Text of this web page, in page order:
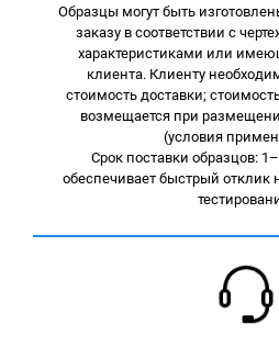
Образцы могут быть
заказу в соответствии с
характеристиками или
клиента. Клиенту
стоимость доставки;
возмещается при
(условия
Срок поставки образцов:
обеспечивает быстрый отклик